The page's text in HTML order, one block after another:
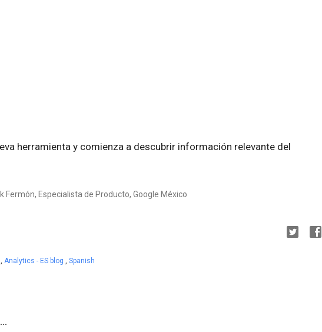
herramienta y comienza a descubrir información relevante del
Fermón, Especialista de Producto, Google México
, Analytics - ES blog , Spanish